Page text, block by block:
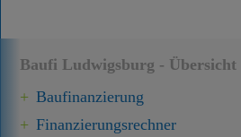
Baufi Ludwigsburg - Übersicht
Baufinanzierung
Finanzierungsrechner